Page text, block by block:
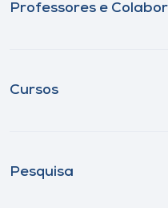
Professores e
Cursos
Pesquisa